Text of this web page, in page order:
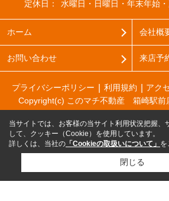
定休日：
水曜日・日曜日・年末年始
ホーム 会社概
お問い合わせ 来店予
プライバシーポリシー 利用規約 アク
Copyright(c) このマチ不動産 箱崎駅前
当サイトでは、お客様の当サイト利用状況把握、
して、クッキー（Cookie）を使用しています。
詳しくは、当社の 「Cookieの取扱いについて」 を
閉じる